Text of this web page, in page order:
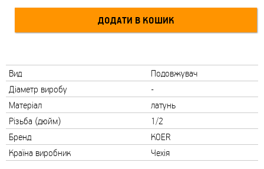
Вид
Подовжувач
Діаметр виробу
-
Матеріал
латунь
Різьба (дюйм)
1/2
Бренд
KOER
Країна виробник
Чехія